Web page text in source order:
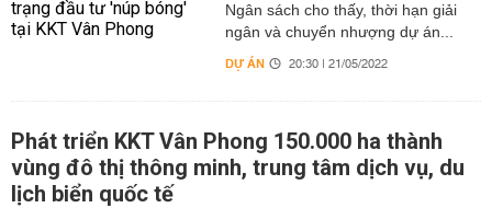
Ngân sách cho thấy, thời hạn giải
ngân và chuyển nhượng dự án...
DỰ ÁN 20:30 | 21/05/2022
Phát triển KKT Vân Phong 150.000 ha thành
vùng đô thị thông minh, trung tâm dịch vụ, du
lịch biển quốc tế